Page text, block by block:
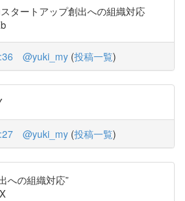
タートアップ創出への組織対応
@yuki_my (投稿一覧)
@yuki_my (投稿一覧)
への組織対応”